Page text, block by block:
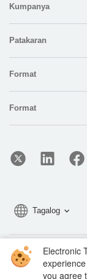
Electronic
you agree
Kumpanya
Patakaran
Format
Format
Tagalog
Copyright © 2026
Legal Information.